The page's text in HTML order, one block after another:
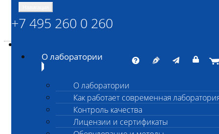
ШАНС БИО
Независимая ветеринарная лаборатория
+7 495 260 0 260
О лаборатории
О лаборатории
Как работает современная
Контроль качества
Лицензии и сертификаты